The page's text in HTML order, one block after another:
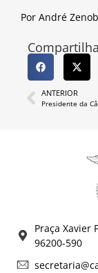
Por André
ANTERIOR
Praça Xavier
96200-590